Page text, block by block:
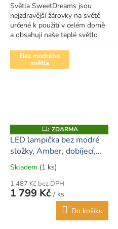
Světla SweetDreams jsou
nejzdravější žárovky na světě
určené k použití v celém domě
a obsahují naše teplé světlo
jantarového spektra. Zaručená
100% absence modrého
světla,...
Bez modrého
světla
Z
D
A
R
A
ZDARMA
LED lampička bez modré
složky, Amber, dobíjecí,
stmívatelná
Průměrné
produktu
je
Skladem (1 ks)
1 487 Kč bez DPH
1 799 Kč / ks
Do košíku